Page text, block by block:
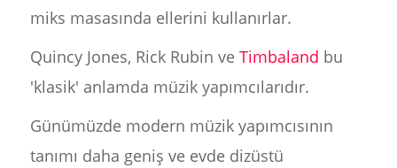
miks masasında ellerini kullanırlar.
Quincy Jones, Rick Rubin ve Timbaland bu
'klasik' anlamda müzik yapımcılarıdır.
Günümüzde modern müzik yapımcısının
tanımı daha geniş ve evde dizüstü